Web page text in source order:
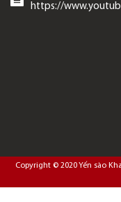
https://
Copyright © 2020Yến sào